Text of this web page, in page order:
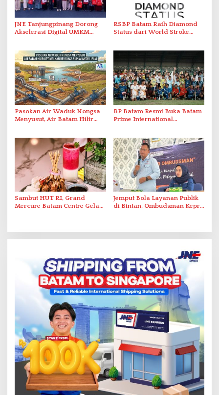
JNE Tanjungpinang Dorong
Akselerasi Digital UMKM
RSBP Batam Raih Diamond
Status dari World Stroke
Berstandar Internasional
Pasokan Air Waduk Nongsa
Menyusut, Air Batam Hilir
BP Batam Resmi Buka Batam
Prime International
Abdul Jamal
Sambut HUT RI, Grand
Mercure Batam Centre Gelar
Jemput Bola Layanan Publik
di Bintan, Ombudsman Kepri